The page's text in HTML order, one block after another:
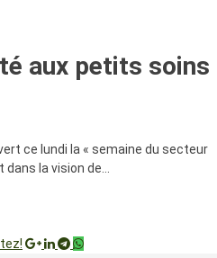
aux petits soins
ce lundi la « semaine du secteur
dans la vision de…